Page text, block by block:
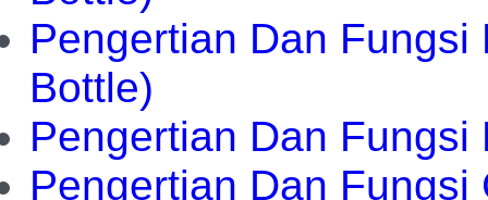
Pengertian Dan
Bottle)
Pengertian Dan Fungsi
Pengertian Dan